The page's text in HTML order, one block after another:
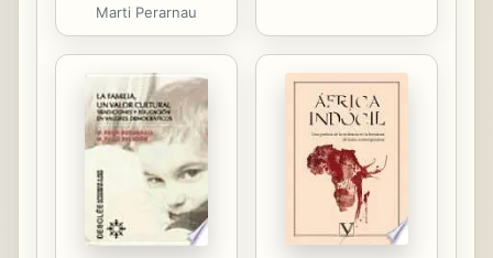
Marti Perarnau